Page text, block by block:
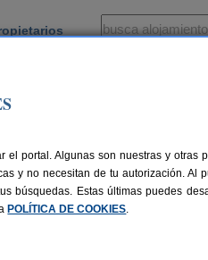
portal. Algunas son nuestras y otras
y no necesitan de tu autorización. Al
búsquedas. Estas últimas puedes
POLÍTICA DE COOKIES.